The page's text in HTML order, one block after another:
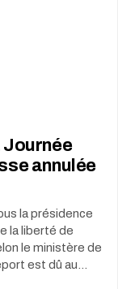
Journée
annulée
la présidence
la liberté de
le ministère de
est dû au…